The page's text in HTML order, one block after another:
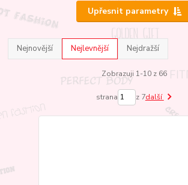
Upřesnit parametry
Nejnovější Nejlevnější Nejdražší
Zobrazuji 1-10 z 66
strana z 7další